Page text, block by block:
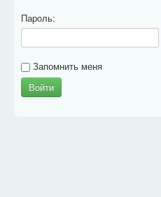
Пароль:
Запомнить меня